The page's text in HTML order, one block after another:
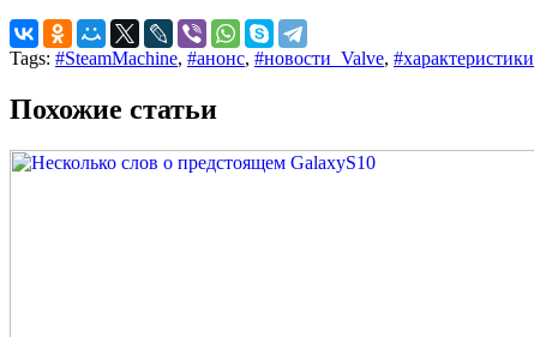
Tags: #SteamMachine, #анонс, #новости_Valve, #характеристики
Похожие статьи